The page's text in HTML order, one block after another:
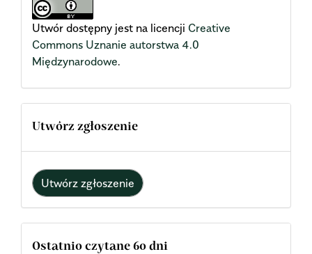
Utwór dostępny jest na licencji Creative
Commons Uznanie autorstwa 4.0
Międzynarodowe.
Utwórz zgłoszenie
Utwórz zgłoszenie
Ostatnio czytane 60 dni